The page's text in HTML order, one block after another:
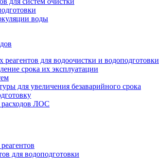
воды
для водоочистки и водоподготовки
срока их эксплуатации
для увеличения безаварийного срока
ЛОС
для водоподготовки